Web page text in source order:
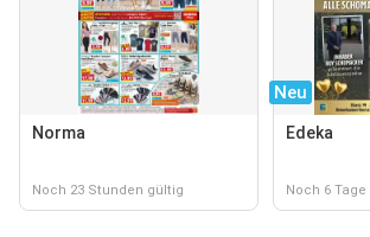
Norma
Noch 23 Stunden gültig
Neu
Edeka
Noch 6